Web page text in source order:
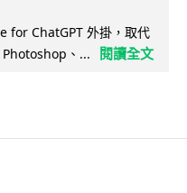
for ChatGPT 外掛，取代
、...
閱讀全文